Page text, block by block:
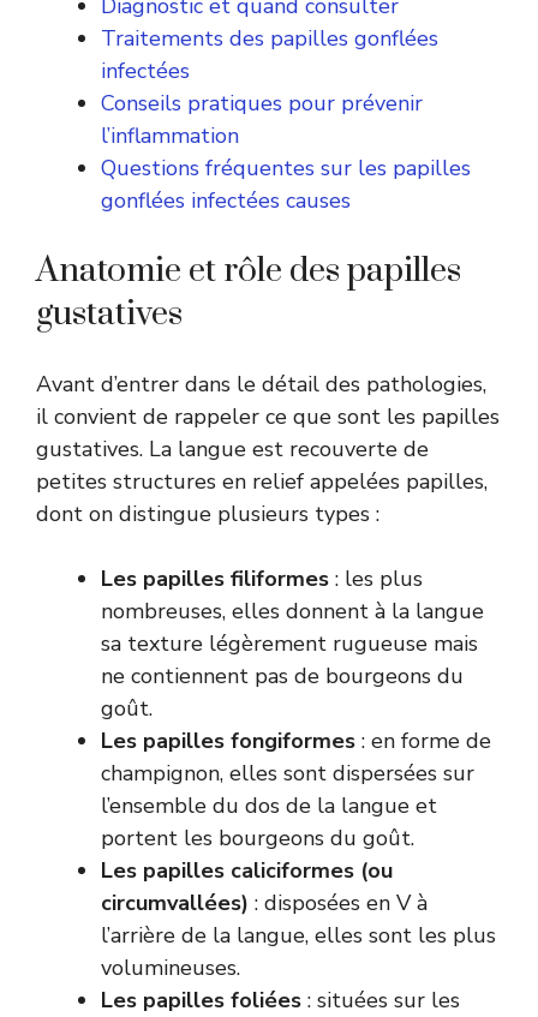
Diagnostic et quand consulter
Traitements des papilles gonflées
infectées
Conseils pratiques pour prévenir
l’inflammation
Questions fréquentes sur les papilles
gonflées infectées causes
Anatomie et rôle des papilles
gustatives
Avant d’entrer dans le détail des pathologies,
il convient de rappeler ce que sont les papilles
gustatives. La langue est recouverte de
petites structures en relief appelées papilles,
dont on distingue plusieurs types :
Les papilles filiformes : les plus
nombreuses, elles donnent à la langue
sa texture légèrement rugueuse mais
ne contiennent pas de bourgeons du
goût.
Les papilles fongiformes : en forme de
champignon, elles sont dispersées sur
l’ensemble du dos de la langue et
portent les bourgeons du goût.
Les papilles caliciformes (ou
circumvallées) : disposées en V à
l’arrière de la langue, elles sont les plus
volumineuses.
Les papilles foliées : situées sur les